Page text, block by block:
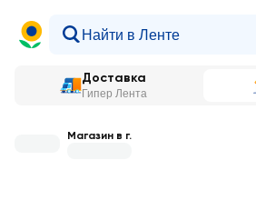
Доставка
Гипер Лента
Магазин в г.